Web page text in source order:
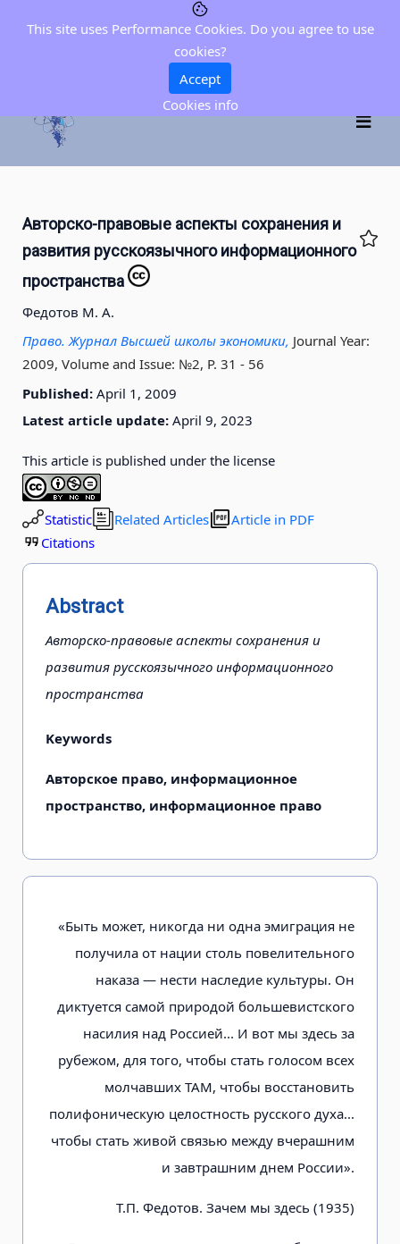
Авторско-правовые аспекты сохранения и
развития русскоязычного информационного
пространства
Федотов М. А.
Право. Журнал Высшей школы экономики, Journal Year:
2009, Volume and Issue: №2, P. 31 - 56
Published: April 1, 2009
Latest article update: April 9, 2023
This article is published under the license
Statistic Related Articles
Article in PDF
Citations
Abstract
Авторско-правовые аспекты сохранения и
развития русскоязычного информационного
пространства
Keywords
Авторское право, информационное
пространство, информационное право
«Быть может, никогда ни одна эмиграция не
получила от нации столь повелительного
наказа — нести наследие культуры. Он
диктуется самой природой большевистского
насилия над Россией... И вот мы здесь за
рубежом, для того, чтобы стать голосом всех
молчавших ТАМ, чтобы восстановить
полифоническую целостность русского духа...
чтобы стать живой связью между вчерашним
и завтрашним днем России».
Т.П. Федотов. Зачем мы здесь (1935)
This site uses Performance Cookies. Do you agree to use
cookies?
Accept
Cookies info